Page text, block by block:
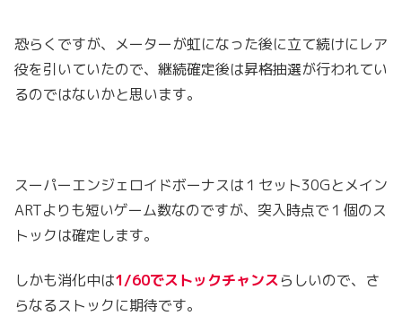
恐らくですが、メーターが虹になった後に立て続けにレア
役を引いていたので、継続確定後は昇格抽選が行われてい
るのではないかと思います。
スーパーエンジェロイドボーナスは１セット30Gとメイン
ARTよりも短いゲーム数なのですが、突入時点で１個のス
トックは確定します。
しかも消化中は1/60でストックチャンスらしいので、さ
らなるストックに期待です。